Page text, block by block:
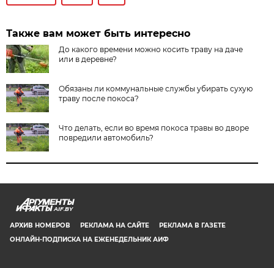
Также вам может быть интересно
До какого времени можно косить траву на даче
или в деревне?
Обязаны ли коммунальные службы убирать сухую
траву после покоса?
Что делать, если во время покоса травы во дворе
повредили автомобиль?
AIF.BY
АРХИВ НОМЕРОВ РЕКЛАМА НА САЙТЕ
РЕКЛАМА В ГАЗЕТЕ
ОНЛАЙН-ПОДПИСКА НА ЕЖЕНЕДЕЛЬНИК АИФ